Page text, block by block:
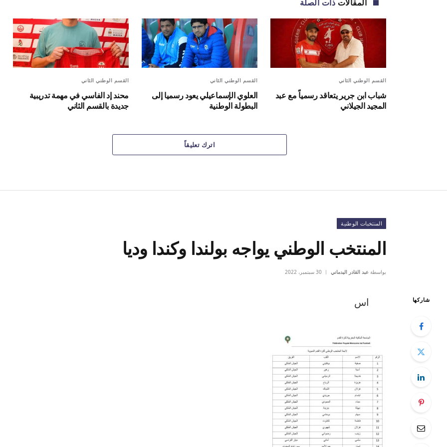
المقالات ذات الصلة
القسم الوطني الثاني
شباب ابن جرير يتعاقد رسمياً مع عبد
المجيد الجيلاني
القسم الوطني الثاني
العلوي الإسماعيلي يعود رسميا إلى
البطولة الوطنية
القسم الوطني الثاني
محند إد الفاسي في مهمة تدريبية
جديدة بالقسم الثاني
اترك تعليقاً
المنتخبات الوطنية
المنتخب الوطني يواجه بولندا وكندا وديا
بواسطة عبد القادر اليدماني 30 سبتمبر، 2022
شاركها اس